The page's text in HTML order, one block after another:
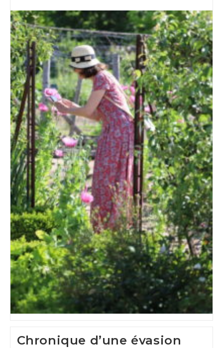
Chronique d’une évasion